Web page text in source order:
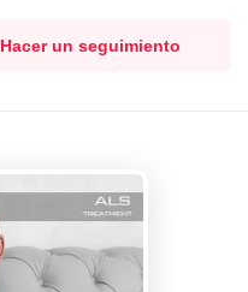
Hacer un seguimiento